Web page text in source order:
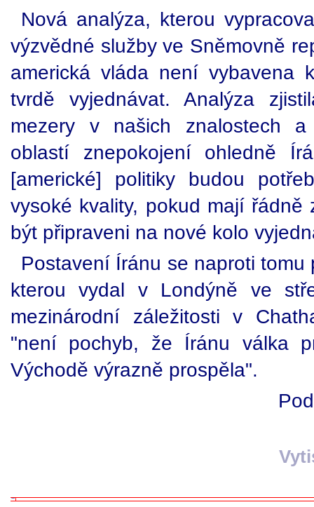
Nová analýza, kterou
výzvědné služby ve Sněmovně
americká vláda není vybavena
tvrdě vyjednávat. Analýza
mezery v našich znalostech
oblastí znepokojení ohledně
[americké] politiky budou
vysoké kvality, pokud mají
být připraveni na nové kolo
Postavení Íránu se naproti tomu
kterou vydal v Londýně ve
mezinárodní záležitosti v
"není pochyb, že Íránu válka
Východě výrazně prospěla".